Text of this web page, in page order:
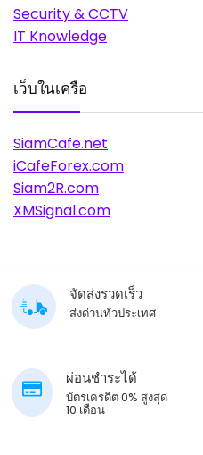
Security & CCTV
IT Knowledge
เว็บในเครือ
SiamCafe.net
iCafeForex.com
Siam2R.com
XMSignal.com
จัดส่งรวดเร็ว
ส่งด่วนทั่วประเทศ
ผ่อนชำระได้
บัตรเครดิต 0% สูงสุด
10 เดือน